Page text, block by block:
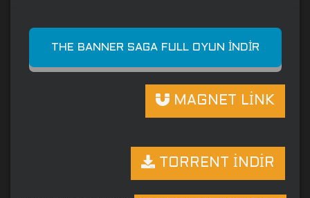
THE BANNER SAGA FULL OYUN İNDIR
MAGNET LİNK
TORRENT İNDİR